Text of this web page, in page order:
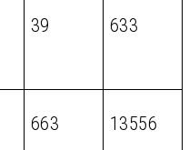
39 633
663 13556